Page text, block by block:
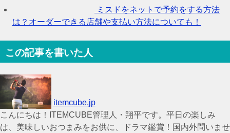
ミスドをネットで予約をする方法
は？オーダーできる店舗や支払い方法についても！
この記事を書いた人
itemcube.jp
こんにちは！ITEMCUBE管理人・翔平です。平日の楽しみ
は、美味しいおつまみをお供に、ドラマ鑑賞！国内外問いませ